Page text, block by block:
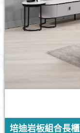
培迪岩板組合長櫃